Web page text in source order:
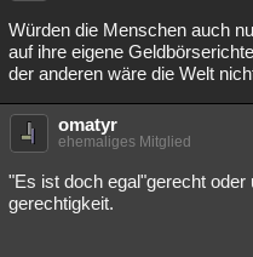
Würden die Menschen auch
auf ihre eigene
der anderen wäre die Welt
omatyr
ehemaliges Mitglied
"Es ist doch egal"gerecht
gerechtigkeit.